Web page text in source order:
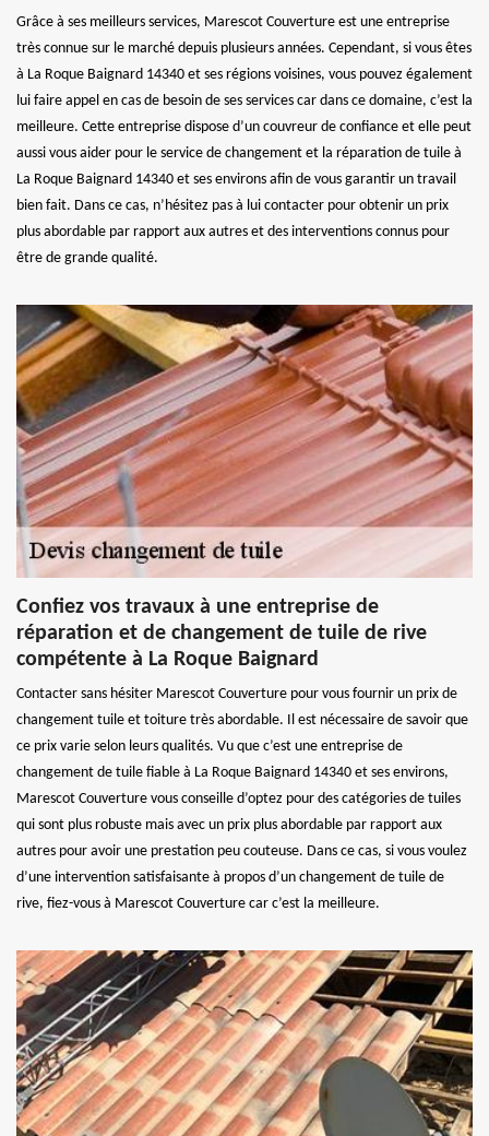
Grâce à ses meilleurs services, Marescot Couverture est une entreprise
très connue sur le marché depuis plusieurs années. Cependant, si vous êtes
à La Roque Baignard 14340 et ses régions voisines, vous pouvez également
lui faire appel en cas de besoin de ses services car dans ce domaine, c’est la
meilleure. Cette entreprise dispose d’un couvreur de confiance et elle peut
aussi vous aider pour le service de changement et la réparation de tuile à
La Roque Baignard 14340 et ses environs afin de vous garantir un travail
bien fait. Dans ce cas, n’hésitez pas à lui contacter pour obtenir un prix
plus abordable par rapport aux autres et des interventions connus pour
être de grande qualité.
Confiez vos travaux à une entreprise de
réparation et de changement de tuile de rive
compétente à La Roque Baignard
Contacter sans hésiter Marescot Couverture pour vous fournir un prix de
changement tuile et toiture très abordable. Il est nécessaire de savoir que
ce prix varie selon leurs qualités. Vu que c’est une entreprise de
changement de tuile fiable à La Roque Baignard 14340 et ses environs,
Marescot Couverture vous conseille d’optez pour des catégories de tuiles
qui sont plus robuste mais avec un prix plus abordable par rapport aux
autres pour avoir une prestation peu couteuse. Dans ce cas, si vous voulez
d’une intervention satisfaisante à propos d’un changement de tuile de
rive, fiez-vous à Marescot Couverture car c’est la meilleure.